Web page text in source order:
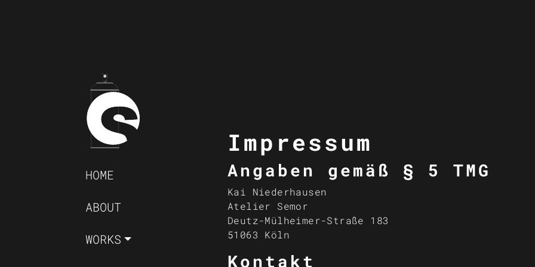
Impressum
Angaben gemäß § 5 TMG
Kai Niederhausen
Atelier Semor
Deutz-Mülheimer-Straße 183
51063 Köln
Kontakt
HOME
ABOUT
WORKS